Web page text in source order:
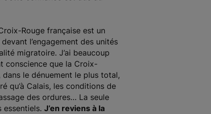
Rouge française est un
l’engagement des unités
migratoire. J’ai beaucoup
conscience que la Croix-
le dénuement le plus total,
qu’à Calais, les conditions de
des ordures… La seule
J’en reviens à la